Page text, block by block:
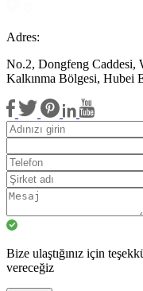
Adres:
No.2, Dongfeng Caddesi,
Kalkınma Bölgesi, Hubei
Bize ulaştığınız için
vereceğiz